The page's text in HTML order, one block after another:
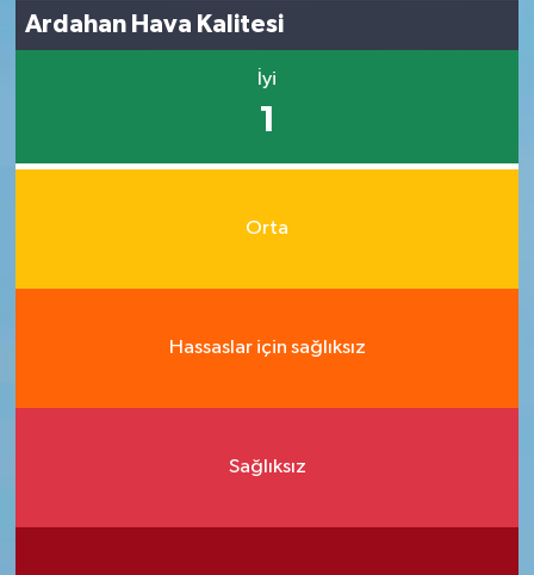
Ardahan Hava Kalitesi
İyi
1
Orta
Hassaslar için sağlıksız
Sağlıksız